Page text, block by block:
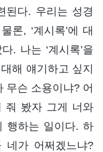
된다. 우리는 성경
론, ‘계시록’에 대
. 나는 ‘계시록’을
해 얘기하고 싶지
무슨 소용이냐? 어
줘 봤자 그게 너와
행하는 일이다. 하
네가 어쩌겠느냐?